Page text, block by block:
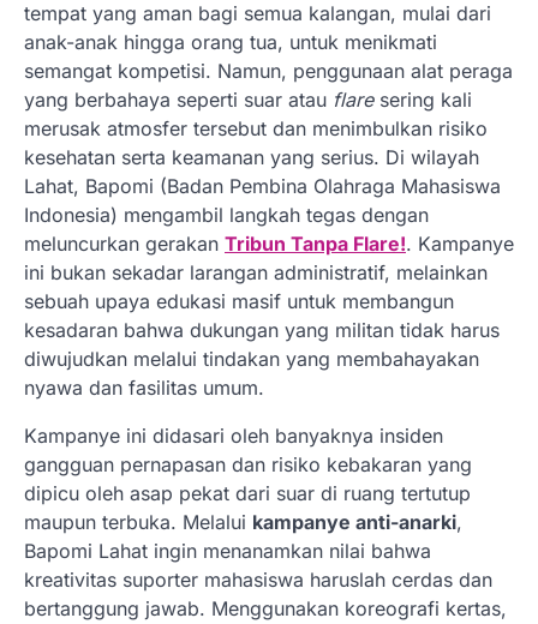
tempat yang aman bagi semua kalangan, mulai dari
anak-anak hingga orang tua, untuk menikmati
semangat kompetisi. Namun, penggunaan alat peraga
yang berbahaya seperti suar atau flaresering kali
merusak atmosfer tersebut dan menimbulkan risiko
kesehatan serta keamanan yang serius. Di wilayah
Lahat, Bapomi (Badan Pembina Olahraga Mahasiswa
Indonesia) mengambil langkah tegas dengan
meluncurkan gerakan Tribun Tanpa Flare!. Kampanye
ini bukan sekadar larangan administratif, melainkan
sebuah upaya edukasi masif untuk membangun
kesadaran bahwa dukungan yang militan tidak harus
diwujudkan melalui tindakan yang membahayakan
nyawa dan fasilitas umum.
Kampanye ini didasari oleh banyaknya insiden
gangguan pernapasan dan risiko kebakaran yang
dipicu oleh asap pekat dari suar di ruang tertutup
maupun terbuka. Melalui kampanye anti-anarki,
Bapomi Lahat ingin menanamkan nilai bahwa
kreativitas suporter mahasiswa haruslah cerdas dan
bertanggung jawab. Menggunakan koreografi kertas,